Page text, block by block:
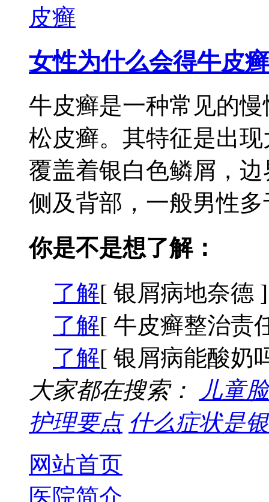
女性为什么会得牛皮癣
牛皮癣是一种常见的
松皮癣。其特征是出
覆盖着银白色鳞屑，
侧及背部，一般男性
你是不是想了解：
了解[ 银屑病地奈德 ]
了解[ 牛皮癣整治责
了解[ 银屑病能酸奶
大家都在搜索：
儿童
护理要点 什么症状是
网站首页